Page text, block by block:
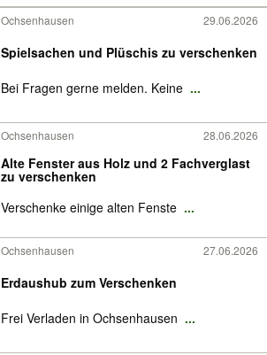
Ochsenhausen 29.06.2026
Spielsachen und Plüschis zu verschenken
Bei Fragen gerne melden. Keine ...
Ochsenhausen 28.06.2026
Alte Fenster aus Holz und 2 Fachverglast
zu verschenken
Verschenke einige alten Fenste ...
Ochsenhausen 27.06.2026
Erdaushub zum Verschenken
Frei Verladen in Ochsenhausen ...